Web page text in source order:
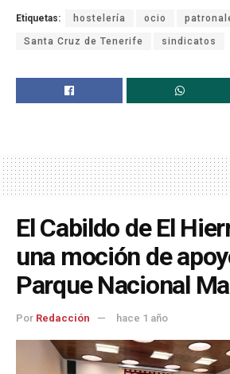
Etiquetas: hostelería ocio
Santa Cruz de Tenerife sindicatos
El Cabildo de El
una moción de
Parque Nacional
Por Redacción hace 1 año